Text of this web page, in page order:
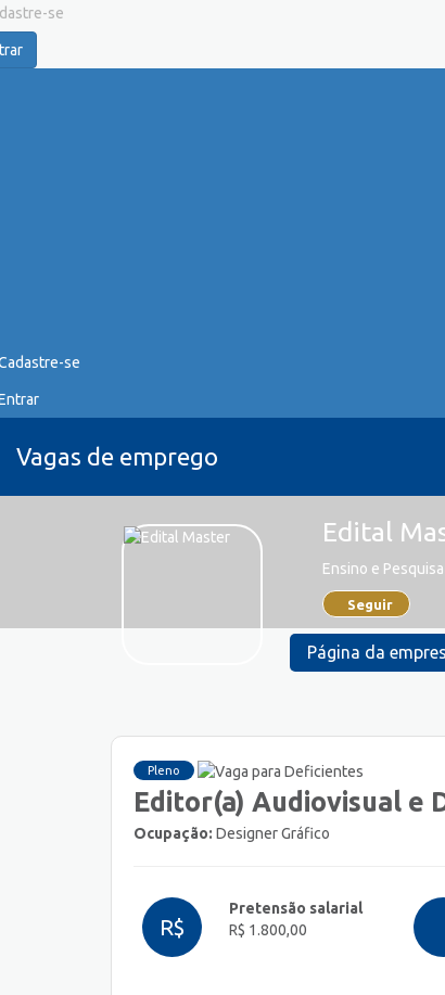
se
se
Vagas de emprego
Edital
Ensino e Pesquisa
Seguir
Página da
Pleno
Editor(a) Audiovisual e
Ocupação: Designer Gráfico
R$
Pretensão salarial
R$ 1.800,00